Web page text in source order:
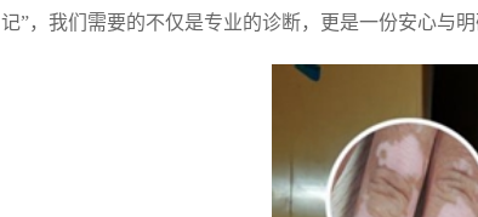
记”，我们需要的不仅是专业的诊断，更是一份安心与